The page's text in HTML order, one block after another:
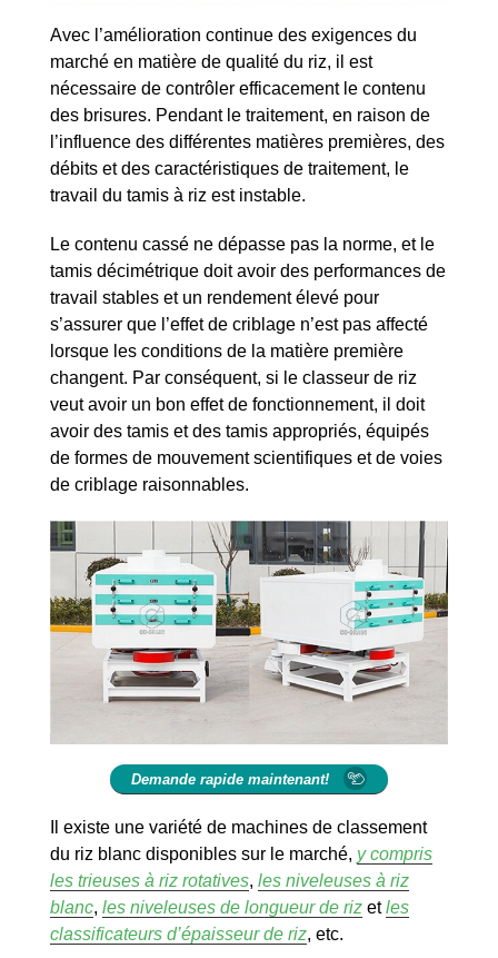
Avec l’amélioration continue des exigences du
marché en matière de qualité du riz, il est
nécessaire de contrôler efficacement le contenu
des brisures. Pendant le traitement, en raison de
l’influence des différentes matières premières, des
débits et des caractéristiques de traitement, le
travail du tamis à riz est instable.
Le contenu cassé ne dépasse pas la norme, et le
tamis décimétrique doit avoir des performances de
travail stables et un rendement élevé pour
s’assurer que l’effet de criblage n’est pas affecté
lorsque les conditions de la matière première
changent. Par conséquent, si le classeur de riz
veut avoir un bon effet de fonctionnement, il doit
avoir des tamis et des tamis appropriés, équipés
de formes de mouvement scientifiques et de voies
de criblage raisonnables.
Demande rapide maintenant!
Il existe une variété de machines de classement
du riz blanc disponibles sur le marché, y compris
les trieuses à riz rotatives, les niveleuses à riz
blanc, les niveleuses de longueur de rizetles
classificateurs d’épaisseur de riz, etc.